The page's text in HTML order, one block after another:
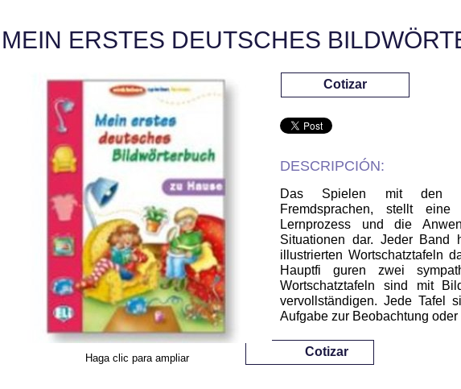
MEIN ERSTES DEUTSCHES
Haga clic para ampliar
Cotizar
DESCRIPCIÓN:
Das Spielen mit den
Fremdsprachen, stellt
Lernprozess und die
Situationen dar. Jeder
illustrierten Wortschatztafeln
Hauptfi guren zwei
Wortschatztafeln sind mit
vervollständigen. Jede Tafel
Aufgabe zur Beobachtung oder
Cotizar